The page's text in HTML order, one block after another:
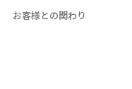
お客様との関わり